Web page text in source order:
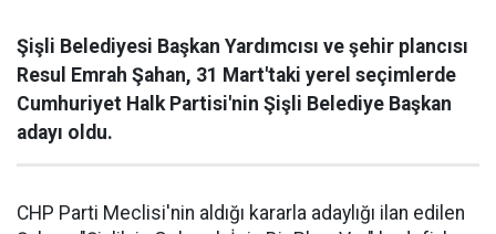
Şişli Belediyesi Başkan Yardımcısı ve şehir plancısı
Resul Emrah Şahan, 31 Mart'taki yerel seçimlerde
Cumhuriyet Halk Partisi'nin Şişli Belediye Başkan
adayı oldu.
CHP Parti Meclisi'nin aldığı kararla adaylığı ilan edilen